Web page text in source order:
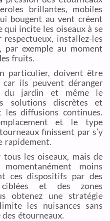
brillantes, mobiles
bougent au vent créent
incite les oiseaux à se
installez-les
exemple au moment
fruits.
particulier, doivent être
car ils peuvent déranger
du jardin et même le
solutions discrètes et
diffusions continues.
et le type
finissent par s’y
rapidement.
tous les oiseaux, mais de
moins
ces dispositifs par des
ciblées et des zones
obtenez une stratégie
les nuisances sans
étourneaux.